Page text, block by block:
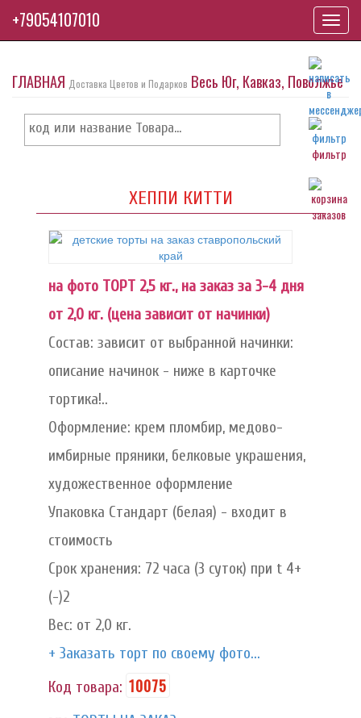
фильтр
ГЛАВНАЯ Доставка Цветов и Подарков Весь Юг, Кавказ, Поволжье
ХЕППИ КИТТИ
на фото ТОРТ 2,5 кг., на заказ за 3-4 дня
от 2,0 кг. (цена зависит от начинки)
Состав: зависит от выбранной начинки:
описание начинок - ниже в карточке
тортика!..
Оформление: крем пломбир, медово-
имбирные пряники, белковые украшения,
художественное оформление
Упаковка Стандарт (белая) - входит в
стоимость
Срок хранения: 72 часа (3 суток) при t 4+
(-)2
Вес: от 2,0 кг.
+ Заказать торт по своему фото...
Код товара: 10075
+79054107010